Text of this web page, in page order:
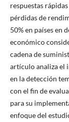
respuestas
pérdidas de
50% en países en
económico
cadena de
artículo analiza el
en la detección
con el fin de
para su
enfoque del